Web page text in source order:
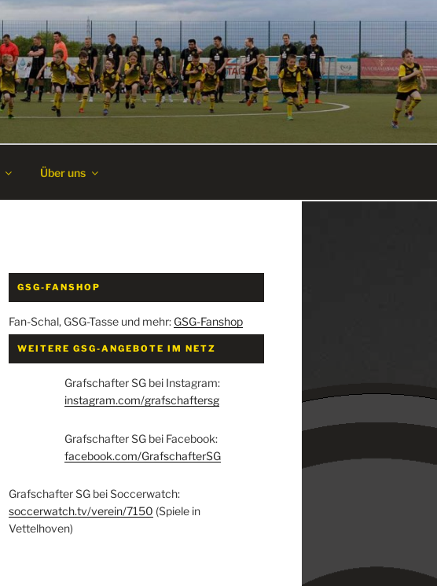
Über uns
GSG-FANSHOP
Fan-Schal, GSG-Tasse und mehr: GSG-Fanshop
WEITERE GSG-ANGEBOTE IM NETZ
Grafschafter SG bei Instagram:
instagram.com/grafschaftersg
Grafschafter SG bei Facebook:
facebook.com/GrafschafterSG
Grafschafter SG bei Soccerwatch:
soccerwatch.tv/verein/7150 (Spiele in
Vettelhoven)